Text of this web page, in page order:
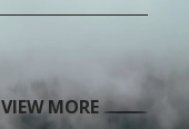
VIEW MORE